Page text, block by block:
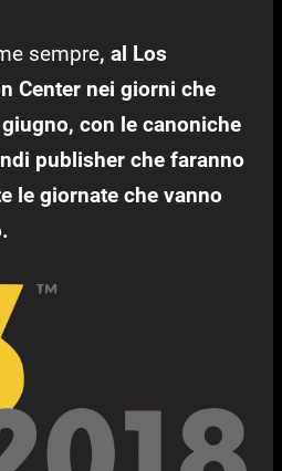
sempre, al Los
Center nei giorni che
con le canoniche
publisher che faranno
le giornate che vanno